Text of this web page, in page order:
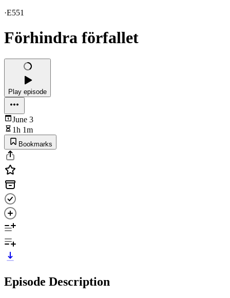
·E551
Förhindra förfallet
Play episode
June 3
1h 1m
Bookmarks
Episode Description